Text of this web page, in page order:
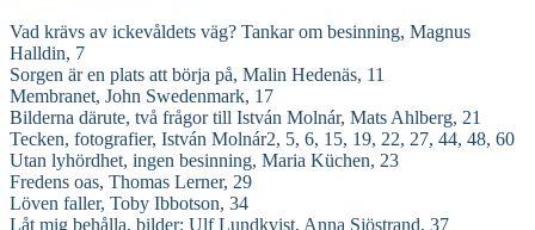
Vad krävs av ickevåldets väg? Tankar om besinning, Magnus
Halldin, 7
Sorgen är en plats att börja på, Malin Hedenäs, 11
Membranet, John Swedenmark, 17
Bilderna därute, två frågor till István Molnár, Mats Ahlberg, 21
Tecken, fotografier, István Molnár2, 5, 6, 15, 19, 22, 27, 44, 48, 60
Utan lyhördhet, ingen besinning, Maria Küchen, 23
Fredens oas, Thomas Lerner, 29
Löven faller, Toby Ibbotson, 34
Låt mig behålla, bilder: Ulf Lundkvist, Anna Sjöstrand, 37